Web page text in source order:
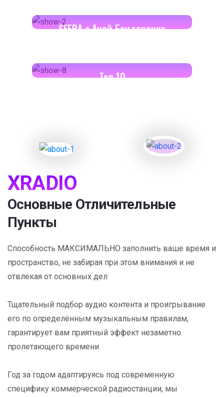
SFERA с Аней Бондаренко
Toп 10
XRADIO
Основные Отличительные
Пункты
Способность МАКСИМАЛЬНО заполнить ваше время и
пространство, не забирая при этом внимания и не
отвлекая от основных дел
Тщательный подбор аудио контента и проигрывание
его по определённым музыкальным правилам,
гарантирует вам приятный эффект незаметно
пролетающего времени
Год за годом адаптируясь под современную
специфику коммерческой радиостанции, мы